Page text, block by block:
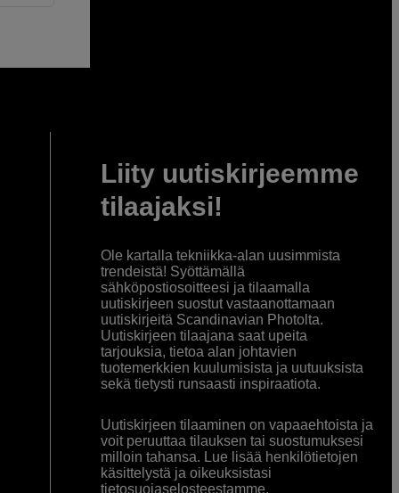
Liity uutiskirjeemme
tilaajaksi!
Ole kartalla tekniikka-alan uusimmista
trendeistä! Syöttämällä
sähköpostiosoitteesi ja tilaamalla
uutiskirjeen suostut vastaanottamaan
uutiskirjeitä Scandinavian Photolta.
Uutiskirjeen tilaajana saat upeita
tarjouksia, tietoa alan johtavien
tuotemerkkien kuulumisista ja uutuuksista
sekä tietysti runsaasti inspiraatiota.
Uutiskirjeen tilaaminen on vapaaehtoista ja
voit peruuttaa tilauksen tai suostumuksesi
milloin tahansa. Lue lisää henkilötietojen
käsittelystä ja oikeuksistasi
tietosuojaselosteestamme.